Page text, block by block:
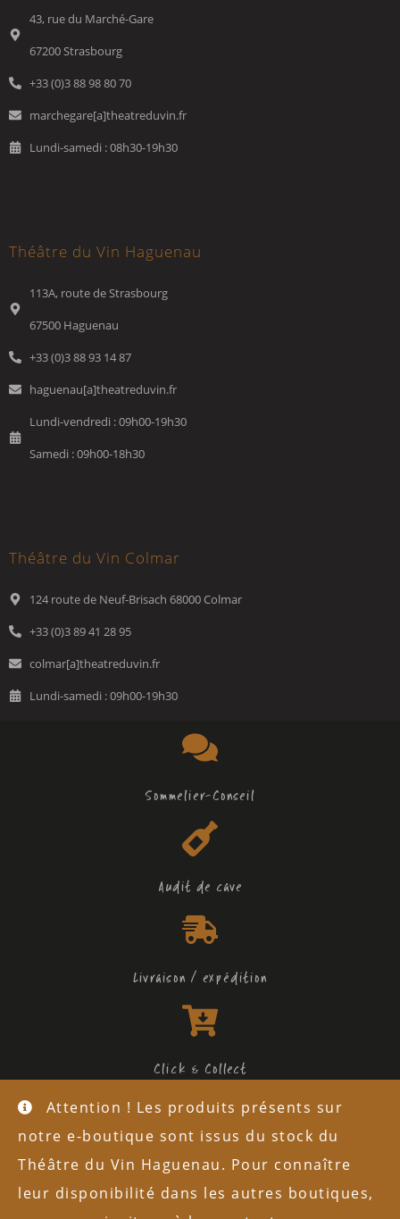
Attention ! Les produits présents sur
notre e-boutique sont issus du stock du
Théâtre du Vin Haguenau. Pour connaître
leur disponibilité dans les autres boutiques,
43, rue du Marché-Gare
67200 Strasbourg
+33 (0)3 88 98 80 70
marchegare[a]theatreduvin.fr
Lundi-samedi : 08h30-19h30
Théâtre du Vin Haguenau
113A, route de Strasbourg
67500 Haguenau
+33 (0)3 88 93 14 87
haguenau[a]theatreduvin.fr
Lundi-vendredi : 09h00-19h30
Samedi : 09h00-18h30
Théâtre du Vin Colmar
124 route de Neuf-Brisach 68000 Colmar
+33 (0)3 89 41 28 95
colmar[a]theatreduvin.fr
Lundi-samedi : 09h00-19h30
Sommelier-Conseil
Audit de cave
Livraison / expédition
Click & Collect
L'abus d'alcool est dangereux pour la santé
Mentions légales
Politique de confidentialité